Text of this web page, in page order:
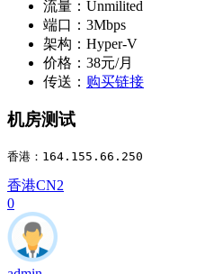
流量：Unmilited
端口：3Mbps
架构：Hyper-V
价格：38元/月
传送： 购买链接
机房测试
香港：164.155.66.250
香港CN2
0